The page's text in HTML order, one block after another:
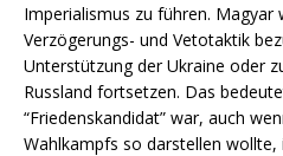
Imperialismus zu führen. Magyar
Verzögerungs- und Vetotaktik
Unterstützung der Ukraine oder
Russland fortsetzen. Das
“Friedenskandidat” war, auch
Wahlkampfs so darstellen